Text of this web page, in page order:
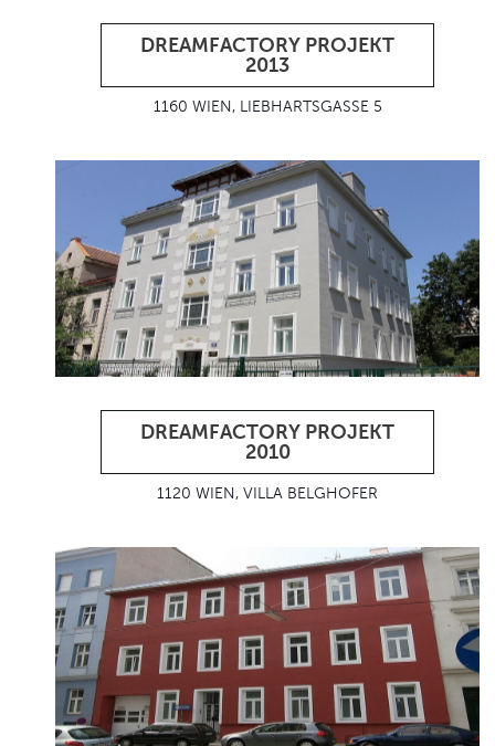
DREAMFACTORY PROJEKT
2013
1160 WIEN, LIEBHARTSGASSE 5
DREAMFACTORY PROJEKT
2010
1120 WIEN, VILLA BELGHOFER